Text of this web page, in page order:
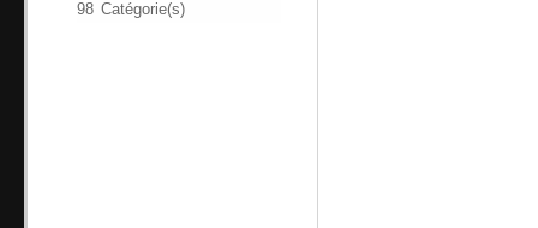
98 Catégorie(s)